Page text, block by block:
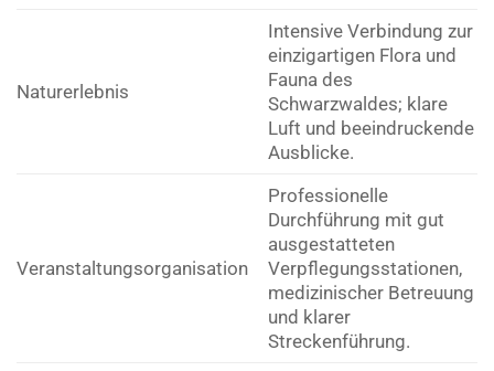
Naturerlebnis
Intensive Verbindung zur
einzigartigen Flora und
Fauna des
Schwarzwaldes; klare
Luft und beeindruckende
Ausblicke.
Veranstaltungsorganisation
Professionelle
Durchführung mit gut
ausgestatteten
Verpflegungsstationen,
medizinischer Betreuung
und klarer
Streckenführung.